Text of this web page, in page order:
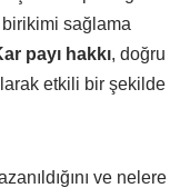
sağlama
payı hakkı, doğru
etkili bir şekilde
ve nelere